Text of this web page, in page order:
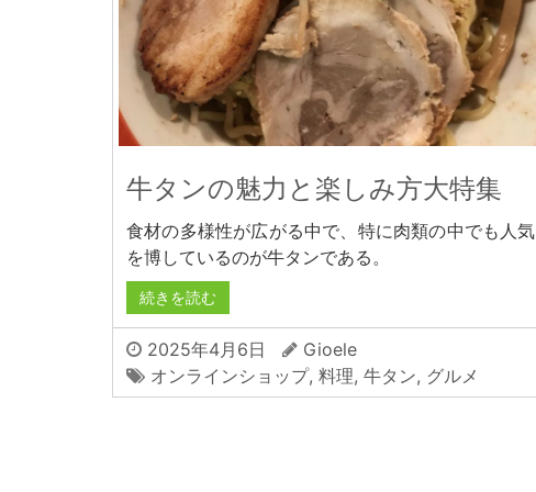
牛タンの魅力と楽しみ方大特集
食材の多様性が広がる中で、特に肉類の中でも人気
を博しているのが牛タンである。
続きを読む
2025年4月6日
Gioele
オンラインショップ, 料理, 牛タン, グルメ